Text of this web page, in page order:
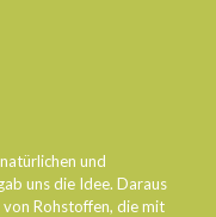
und
uns die Idee. Daraus
Rohstoffen, die mit